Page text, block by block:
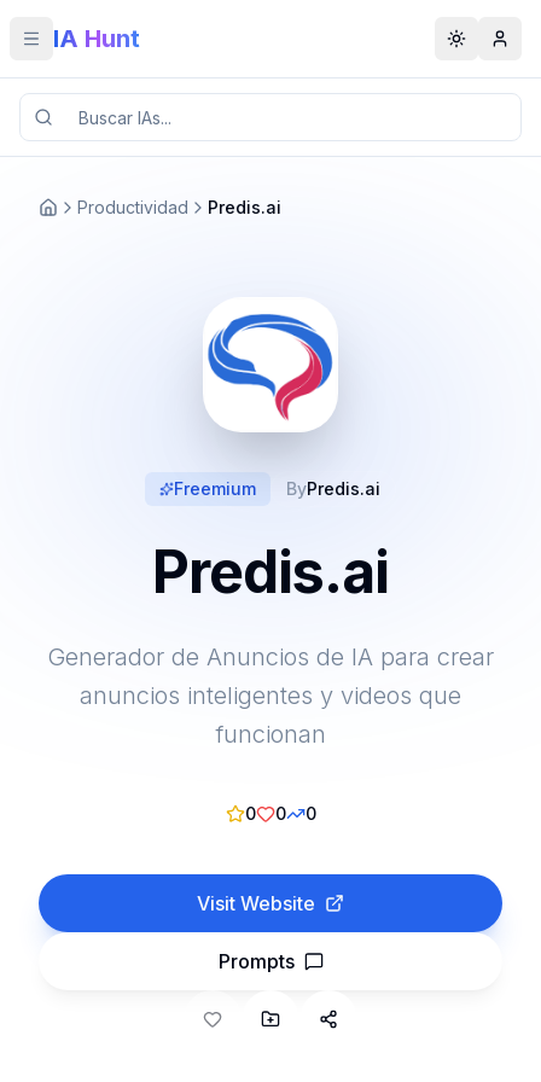
Toggle menu
IA Hunt Toggle
Productividad Predis.ai
Freemium ByPredis.ai
Predis.ai
Generador de Anuncios de IA para crear
anuncios inteligentes y videos que
funcionan
0 0 0
Visit Website
Prompts